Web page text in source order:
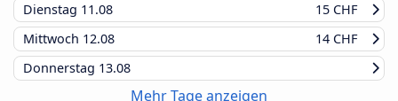
Dienstag 11.08
15 CHF
Mittwoch 12.08
14 CHF
Donnerstag 13.08
Mehr Tage anzeigen